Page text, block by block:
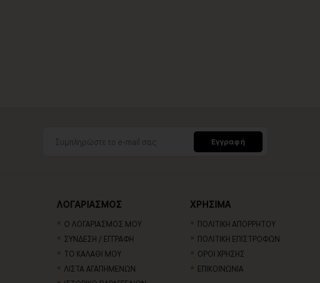
Εγγραφή
ΛΟΓΑΡΙΑΣΜΟΣ
Ο ΛΟΓΑΡΙΑΣΜΟΣ ΜΟΥ
ΣΥΝΔΕΣΗ / ΕΓΓΡΑΦΗ
ΤΟ ΚΑΛΑΘΙ ΜΟΥ
ΛΙΣΤΑ ΑΓΑΠΗΜΕΝΩΝ
ΧΡΗΣΙΜΑ
ΠΟΛΙΤΙΚΗ ΑΠΟΡΡΗΤΟΥ
ΠΟΛΙΤΙΚΗ ΕΠΙΣΤΡΟΦΩΝ
ΟΡΟΙ ΧΡΗΣΗΣ
ΕΠΙΚΟΙΝΩΝΙΑ